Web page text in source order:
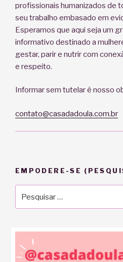
profissionais humanizados de
seu trabalho embasado em
Esperamos que aqui seja um
informativo destinado a
gestar, parir e nutrir com
e respeito.
Informar sem tutelar é nosso
contato@casadadoula.com.br
EMPODERE-SE
por: